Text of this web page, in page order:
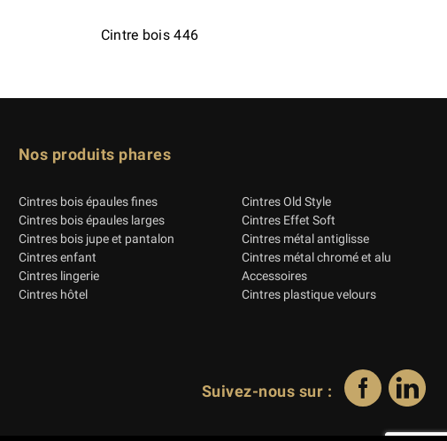
Cintre bois 446
Nos produits phares
Cintres bois épaules fines
Cintres bois épaules larges
Cintres bois jupe et pantalon
Cintres enfant
Cintres lingerie
Cintres hôtel
Cintres Old Style
Cintres Effet Soft
Cintres métal antiglisse
Cintres métal chromé et alu
Accessoires
Cintres plastique velours
Suivez-nous sur :